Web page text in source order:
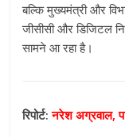
बल्कि मुख्यमंत्री और
जीसीसी और डिजिटल
सामने आ रहा है।
रिपोर्ट: नरेश अग्रवाल,